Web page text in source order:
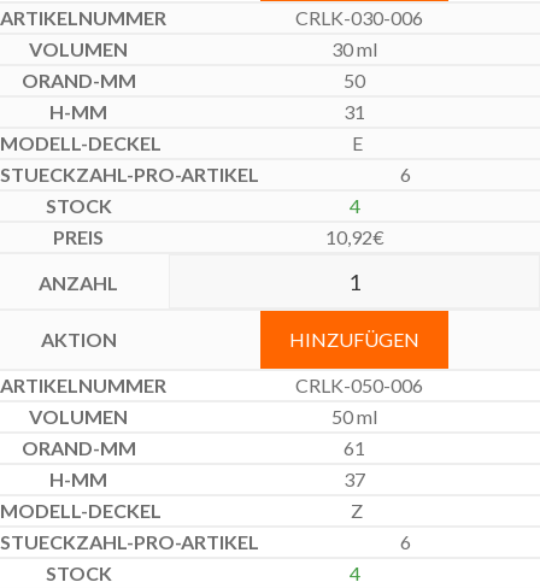
CRLK-030-006
30 ml
50
31
E
6
4
10,92€
HINZUFÜGEN
CRLK-050-006
50 ml
61
37
Z
6
4